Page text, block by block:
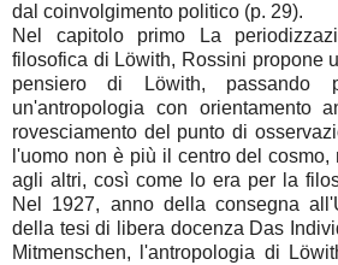
dal coinvolgimento politico (p. 29).
Nel capitolo primo La
filosofica di Löwith, Rossini propone
pensiero di Löwith, passando
un'antropologia con orientamento
rovesciamento del punto di
l'uomo non è più il centro del
agli altri, così come lo era per la
Nel 1927, anno della consegna
della tesi di libera docenza Das
Mitmenschen, l'antropologia di